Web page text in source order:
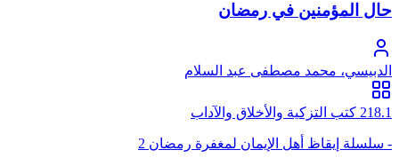
حال المؤمنين في رمضان
الدبيسي، محمد مصطفى عبد السلام
218.1 كتب التزكية والأخلاق والآداب
- سلسلة إيقاظ أهل الإيمان لمغفرة رمضان 2